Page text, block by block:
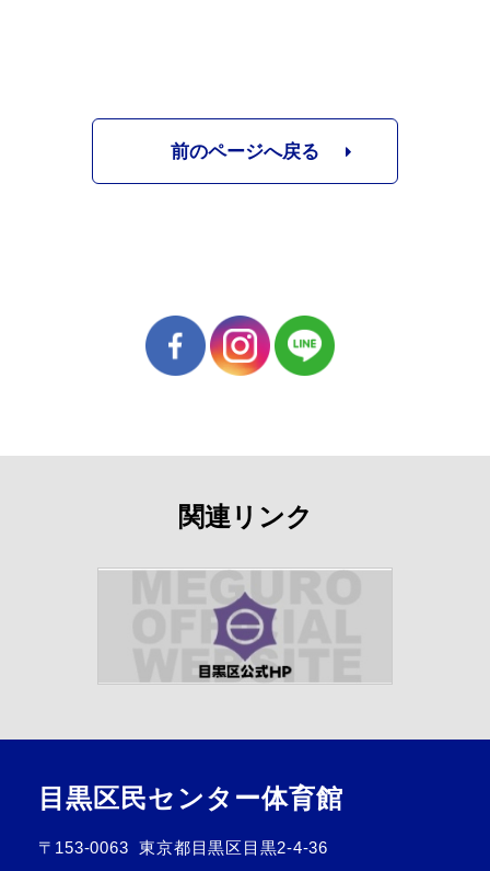
前のページへ戻る
関連リンク
目黒区民センター体育館
〒153-0063
東京都目黒区目黒2-4-36